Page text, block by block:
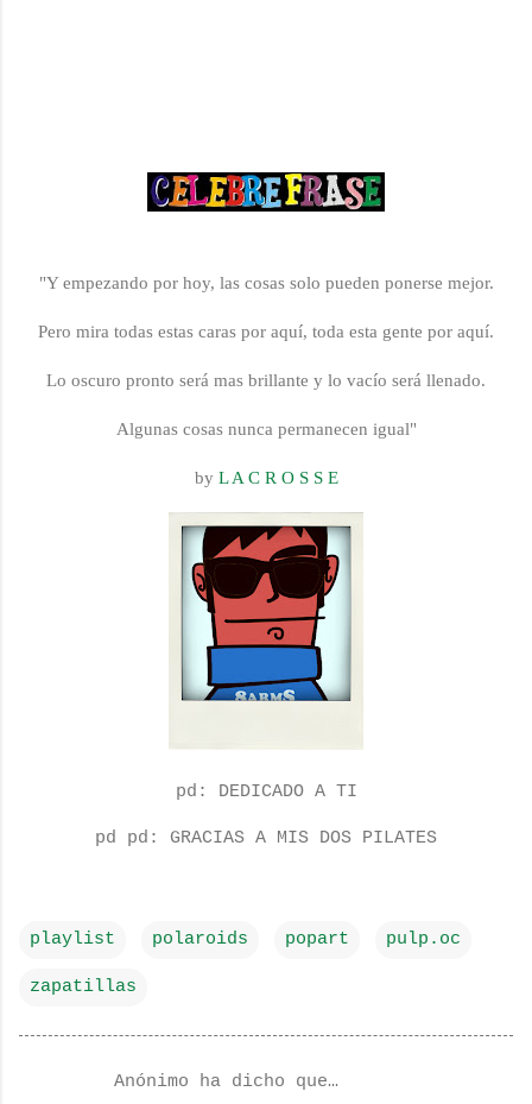
"Y empezando por hoy, las cosas solo pueden ponerse mejor.
Pero mira todas estas caras por aquí, toda esta gente por aquí.
Lo oscuro pronto será mas brillante y lo vacío será llenado.
Algunas cosas nunca permanecen igual"
by L A C R O S S E
pd: DEDICADO A TI
pd pd: GRACIAS A MIS DOS PILATES
playlist polaroids popart pulp.oc
zapatillas
Anónimo ha dicho que…